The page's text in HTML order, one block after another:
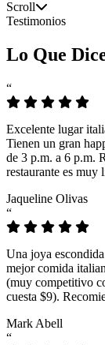
Scroll
Testimonios
Lo Que
“
Excelente lugar
Tienen un gran
de 3 p.m. a 6 p.m.
restaurante es muy
Jaqueline Olivas
“
Una joya
mejor comida
(muy competitivo
cuesta $9).
Mark Abell
“